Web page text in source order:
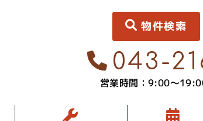
043-
営業時間：9:00〜
物件検索